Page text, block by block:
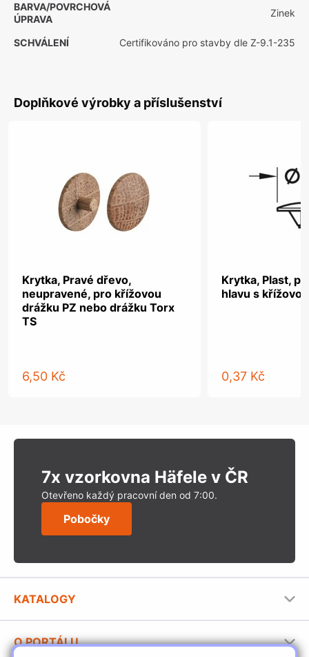
BARVA/POVRCHOVÁ
ÚPRAVA
Zinek
SCHVÁLENÍ Certifikováno pro stavby dle Z-9.1-235
Doplňkové výrobky a příslušenství
Krytka, Pravé dřevo,
neupravené, pro křížovou
drážku PZ nebo drážku Torx
TS
6,50 Kč
Krytka, Plast,
hlavu s
0,37 Kč
7x vzorkovna Häfele v ČR
Otevřeno každý pracovní den od 7:00.
Pobočky
KATALOGY
Stavební katalog Häfele
O PORTÁLU